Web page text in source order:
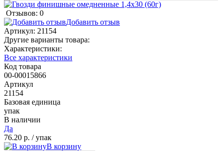
Отзывов: 0
Добавить отзыв
Артикул: 21154
Другие варианты товара:
Характеристики:
Все характеристики
Код товара
00-00015866
Артикул
21154
Базовая единица
упак
В наличии
Да
76.20 р. / упак
В корзину